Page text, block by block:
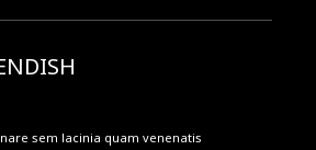
sem lacinia quam venenatis